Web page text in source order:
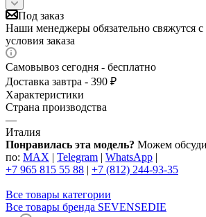
Под заказ
Наши менеджеры обязательно свяжутся
условия заказа
Самовывоз сегодня - бесплатно
Доставка завтра - 390 ₽
Характеристики
Страна производства
—
Италия
Понравилась эта модель? Можем
по: MAX | Telegram | WhatsApp |
+7 965 815 55 88 | +7 (812) 244-93-35
Все товары категории
Все товары бренда SEVENSEDIE